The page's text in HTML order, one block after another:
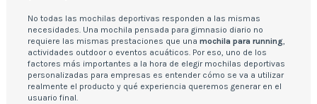
No todas las mochilas deportivas responden a las mismas
necesidades. Una mochila pensada para gimnasio diario no
requiere las mismas prestaciones que una mochila para running
actividades outdoor o eventos acuáticos. Por eso, uno de los
factores más importantes a la hora de elegir mochilas deportivas
personalizadas para empresas es entender cómo se va a utilizar
realmente el producto y qué experiencia queremos generar en el
usuario final.